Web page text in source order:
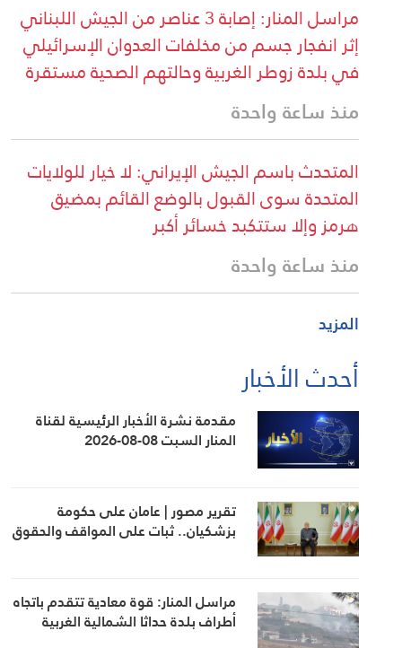
مراسل المنار: إصابة 3 عناصر من الجيش اللبناني
إثر انفجار جسم من مخلفات العدوان الإسرائيلي
في بلدة زوطر الغربية وحالتهم الصحية مستقرة
منذ ساعة واحدة
المتحدث باسم الجيش الإيراني: لا خيار للولايات
المتحدة سوى القبول بالوضع القائم بمضيق
هرمز وإلا ستتكبد خسائر أكبر
منذ ساعة واحدة
المزيد
أحدث الأخبار
مقدمة نشرة الأخبار الرئيسية لقناة
المنار السبت 08-08-2026
تقرير مصور | عامان على حكومة
بزشكيان.. ثبات على المواقف والحقوق
مراسل المنار: قوة معادية تتقدم باتجاه
أطراف بلدة حداثا الشمالية الغربية